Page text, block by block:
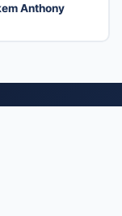
Anthony